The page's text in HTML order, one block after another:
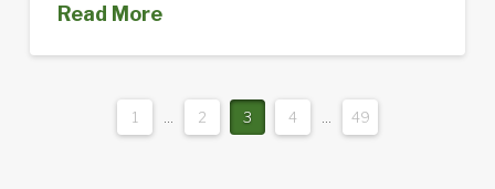
Read More
1 ... 2 3 4 ... 49